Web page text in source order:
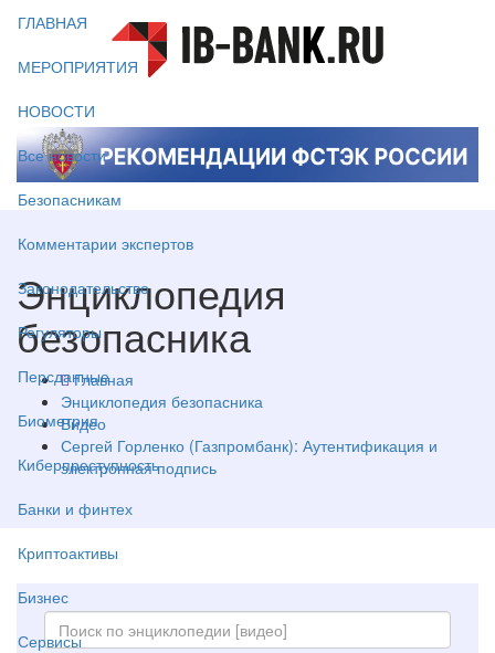
ГЛАВНАЯ
МЕРОПРИЯТИЯ
НОВОСТИ
Все новости
Безопасникам
Комментарии экспертов
Законодательство
Регуляторы
Персданные
Биометрия
Киберпреступность
Банки и финтех
Криптоактивы
Бизнес
Сервисы
Энциклопедия
безопасника
Главная
Энциклопедия безопасника
Видео
Сергей Горленко (Газпромбанк): Аутентификация и
электронная подпись